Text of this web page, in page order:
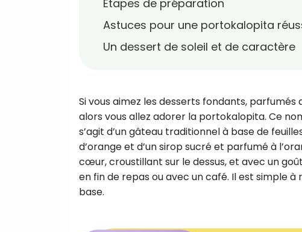
Étapes de préparation
Astuces pour une portokalopita
Un dessert de soleil et de caractère
Si vous aimez les desserts fondants,
alors vous allez adorer la portokalopita. Ce
s’agit d’un gâteau traditionnel à base de
d’orange et d’un sirop sucré et parfumé à
cœur, croustillant sur le dessus, et avec un
en fin de repas ou avec un café. Il est simple
base.